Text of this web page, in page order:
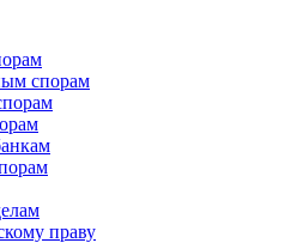
спорам
праву